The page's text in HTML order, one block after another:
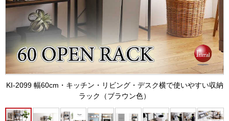
KI-2099 幅60cm・キッチン・リビング・デスク横で使いやすい収納
ラック（ブラウン色）